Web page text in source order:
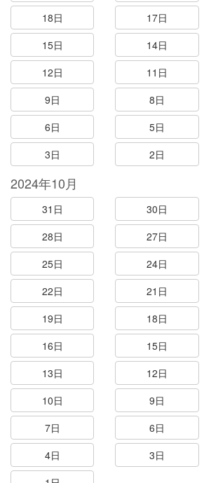
18日
17日
15日
14日
12日
11日
9日
8日
6日
5日
3日
2日
2024年10月
31日 30日
28日
27日
25日
24日
22日
21日
19日
18日
16日
15日
13日
12日
10日
9日
7日
6日
4日
3日